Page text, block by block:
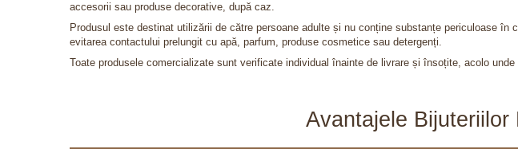
accesorii sau produse decorative, după caz.
Produsul este destinat utilizării de către persoane adulte și nu conține substanțe periculoase
evitarea contactului prelungit cu apă, parfum, produse cosmetice sau detergenți.
Toate produsele comercializate sunt verificate individual înainte de livrare și însoțite, acolo
Avantajele Bijuteriilor